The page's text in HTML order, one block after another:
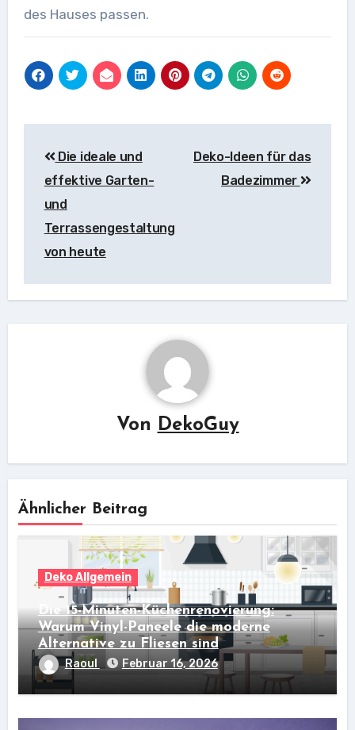
des Hauses passen.
Die ideale und
effektive Garten-
und
Terrassengestaltung
von heute
Deko-Ideen für das
Badezimmer
Von DekoGuy
Ähnlicher Beitrag
Deko Allgemein
Die 15-Minuten-Küchenrenovierung:
Warum Vinyl-Paneele die moderne
Alternative zu Fliesen sind
Raoul Februar 16, 2026